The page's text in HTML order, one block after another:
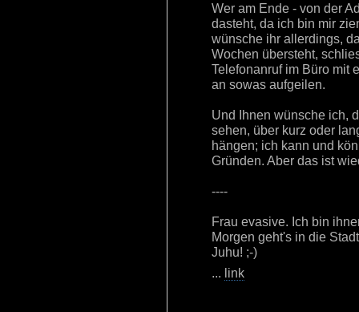
Wer am Ende - von der
dasteht, da ich bin mir
wünsche ihr allerdings,
Wochen übersteht,
Telefonanruf im Büro mit
an sowas aufgeilen.
Und Ihnen wünsche ich,
sehen, über kurz oder
hängen; ich kann und
Gründen. Aber das ist
----
Frau evasive. Ich bin
Morgen geht's in die
Juhu! ;-)
... link